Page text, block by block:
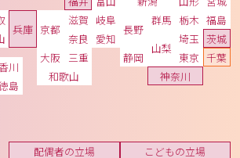
福島
茨城
栃木
群馬
埼玉
千葉
東京
神奈川
山梨
長野
岐阜
静岡
愛知
三重
滋賀
京都
大阪
兵庫
奈良
和歌山
島
川
こどもの立場
配偶者の立場